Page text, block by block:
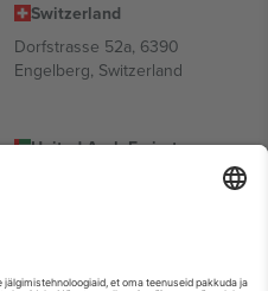
Switzerland
Dorfstrasse 52a, 6390
Engelberg, Switzerland
United Arab Emirates
UAE Dubai Silicon Oasis, DDP